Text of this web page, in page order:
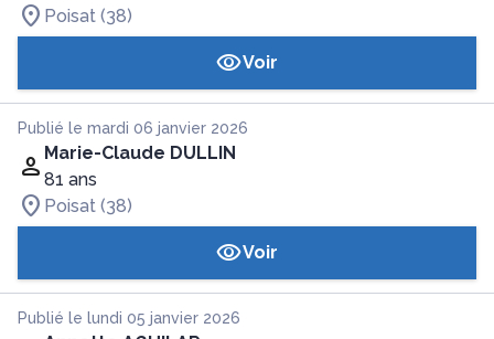
Poisat (38)
Voir
Publié le mardi 06 janvier 2026
Marie-Claude DULLIN
81 ans
Poisat (38)
Voir
Publié le lundi 05 janvier 2026